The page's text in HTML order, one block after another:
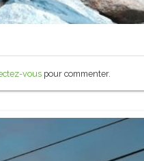
vous pour commenter.